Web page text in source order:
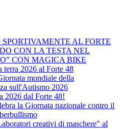
SPORTIVAMENTE AL FORTE
CON LA TESTA NEL
CON MAGICA BIKE
terra 2026 al Forte 48
mondiale della
sull'Autismo 2026
2026 dal Forte 48!
la Giornata nazionale contro il
creativi di maschere" al